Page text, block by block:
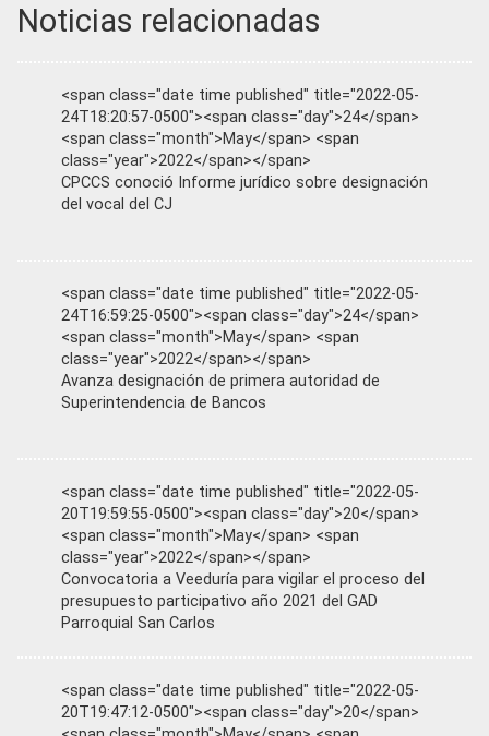
Noticias relacionadas
<span class="date time published" title="2022-05-
24T18:20:57-0500"><span class="day">24</span>
<span class="month">May</span> <span
class="year">2022</span></span>
CPCCS conoció Informe jurídico sobre designación
del vocal del CJ
<span class="date time published" title="2022-05-
24T16:59:25-0500"><span class="day">24</span>
<span class="month">May</span> <span
class="year">2022</span></span>
Avanza designación de primera autoridad de
Superintendencia de Bancos
<span class="date time published" title="2022-05-
20T19:59:55-0500"><span class="day">20</span>
<span class="month">May</span> <span
class="year">2022</span></span>
Convocatoria a Veeduría para vigilar el proceso del
presupuesto participativo año 2021 del GAD
Parroquial San Carlos
<span class="date time published" title="2022-05-
20T19:47:12-0500"><span class="day">20</span>